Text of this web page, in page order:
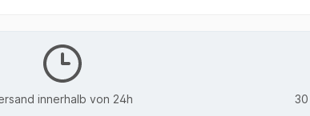
innerhalb von 24h